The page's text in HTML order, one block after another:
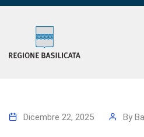
Dicembre 22, 2025 By